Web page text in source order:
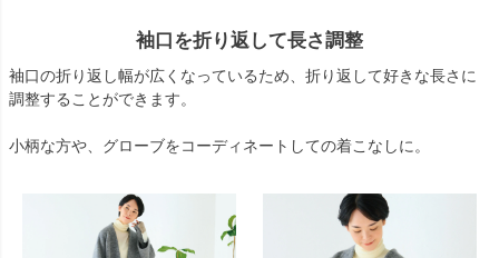
袖口を折り返して長さ調整
袖口の折り返し幅が広くなっているため、折り返して好きな長さに
調整することができます。
小柄な方や、グローブをコーディネートしての着こなしに。